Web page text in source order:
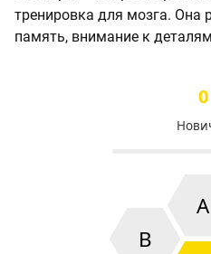
тренировка для мозга. Она
память, внимание к
0
А
В